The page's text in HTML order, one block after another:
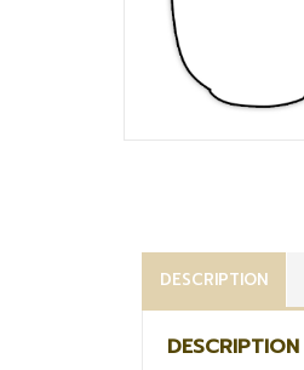
DESCRIPTION
DESCRIPTION